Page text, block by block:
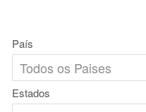
País
Estados